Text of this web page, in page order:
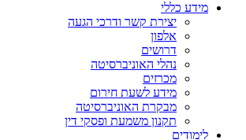
מידע כללי
יצירת קשר ודרכי הגעה
אלפון
דרושים
נהלי האוניברסיטה
מכרזים
מידע לשעת חירום
מבקרת האוניברסיטה
תקנון משמעת ופסקי דין
לימודים